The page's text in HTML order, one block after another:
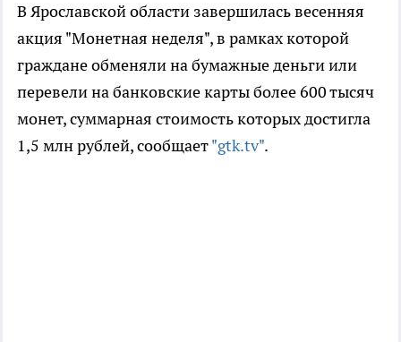
В Ярославской области завершилась весенняя
акция "Монетная неделя", в рамках которой
граждане обменяли на бумажные деньги или
перевели на банковские карты более 600 тысяч
монет, суммарная стоимость которых достигла
1,5 млн рублей, сообщает"gtk.tv".